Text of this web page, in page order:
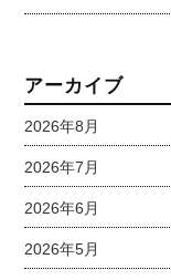
アーカイブ
2026年8月
2026年7月
2026年6月
2026年5月